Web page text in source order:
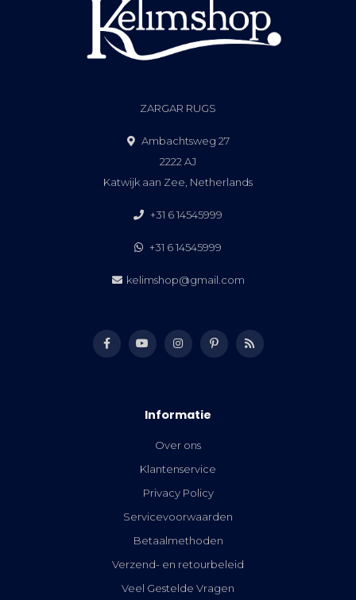
ZARGAR RUGS
Ambachtsweg 27
2222 AJ
Katwijk aan Zee, Netherlands
+31 6 14545999
+31 6 14545999
kelimshop@gmail.com
Informatie
Over ons
Klantenservice
Privacy Policy
Servicevoorwaarden
Betaalmethoden
Verzend- en retourbeleid
Veel Gestelde Vragen